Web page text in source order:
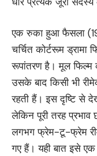
एक रुका हुआ फैसला
चर्चित कोर्टरूम
रूपांतरण है। मूल फिल्म
उसके बाद किसी भी
रहती हैं। इस दृष्टि से
लेकिन पूरी तरह प्रभाव
लगभग फ्रेम-टू-फ्रेम
गए हैं। यही बात इसे एक